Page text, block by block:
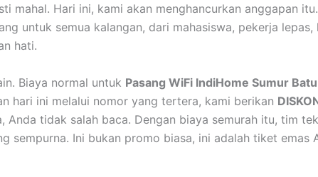
mahal. Hari ini, kami akan menghancurkan anggapan
untuk semua kalangan, dari mahasiswa, pekerja lepas,
hati.
Biaya normal untuk Pasang WiFi IndiHome Sumur Batu
hari ini melalui nomor yang tertera, kami berikan
Anda tidak salah baca. Dengan biaya semurah itu, tim
sempurna. Ini bukan promo biasa, ini adalah tiket emas